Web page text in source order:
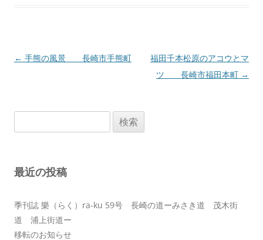
投
ョ
← 手熊の風景 長崎市手熊町
福田千本松原のアコウとマ
ツ 長崎市福田本町 →
索:
最近の投稿
季刊誌 樂（らく）ra-ku 59号 長崎の道ーみさき道 茂木街
道 浦上街道ー
移転のお知らせ